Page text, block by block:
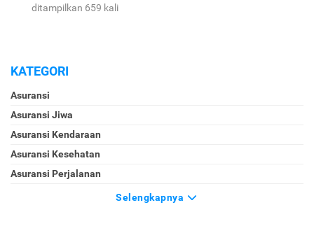
ditampilkan 659 kali
KATEGORI
Asuransi
Asuransi Jiwa
Asuransi Kendaraan
Asuransi Kesehatan
Asuransi Perjalanan
Selengkapnya